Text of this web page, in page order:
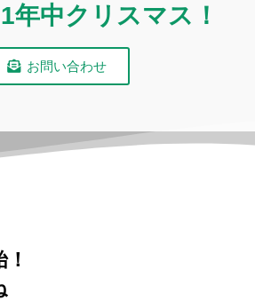
年中クリスマス！
お問い合わせ